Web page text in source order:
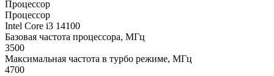
Процессор
Процессор
Intel Core i3 14100
Базовая частота процессора, МГц
3500
Максимальная частота в турбо режиме, МГц
4700